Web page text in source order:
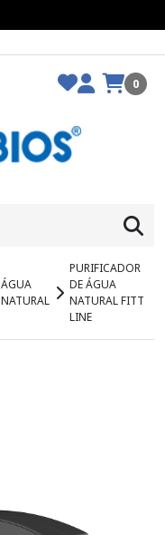
0
ÁGUA
NATURAL
PURIFICADOR
DE ÁGUA
NATURAL FITT
LINE